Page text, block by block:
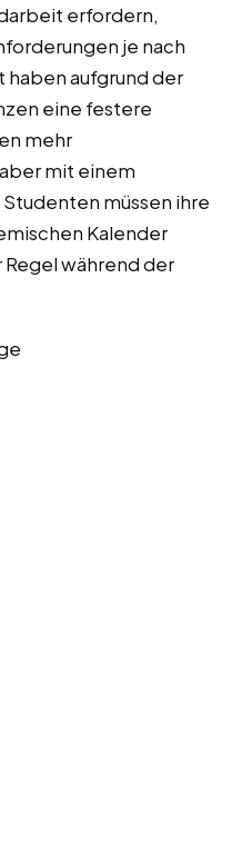
erfordern,
je nach
haben aufgrund der
eine festere
mehr
mit einem
müssen ihre
Kalender
während der